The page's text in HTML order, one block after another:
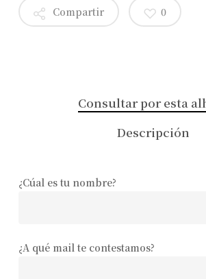
Compartir 0
Consultar por esta
Descripción
¿Cúal es tu nombre?
¿A qué mail te contestamos?